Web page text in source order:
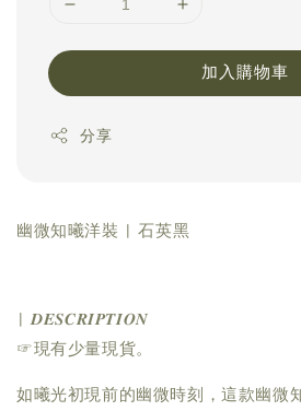
加入購物車
分享
幽微知曦洋裝 | 石英黑
| 𝑫𝑬𝑺𝑪𝑹𝑰𝑷𝑻𝑰𝑶𝑵
☞現有少量現貨。
如曦光初現前的幽微時刻，這款幽微